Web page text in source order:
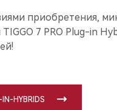
приобретения,
7 PRO Plug-in
HYBRIDS